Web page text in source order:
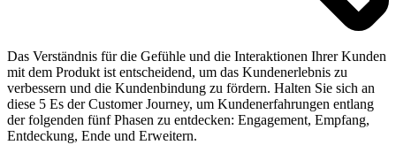
Das Verständnis für die Gefühle und die Interaktionen Ihrer Kunden
mit dem Produkt ist entscheidend, um das Kundenerlebnis zu
verbessern und die Kundenbindung zu fördern. Halten Sie sich an
diese 5 Es der Customer Journey, um Kundenerfahrungen entlang
der folgenden fünf Phasen zu entdecken: Engagement, Empfang,
Entdeckung, Ende und Erweitern.